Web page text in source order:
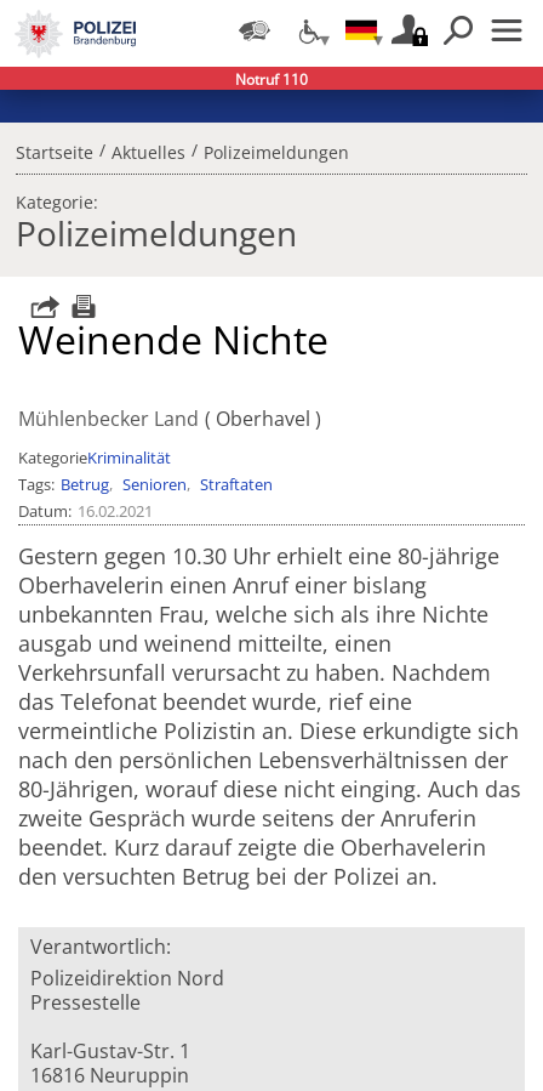
Startseite / Aktuelles / Polizeimeldungen
Kategorie:
Polizeimeldungen
Weinende Nichte
Mühlenbecker Land Oberhavel
KategorieKriminalität
Tags Betrug Senioren
Straftaten
Datum 16.02.2021
Gestern gegen 10.30 Uhr erhielt eine 80-jährige
Oberhavelerin einen Anruf einer bislang
unbekannten Frau, welche sich als ihre Nichte
ausgab und weinend mitteilte, einen
Verkehrsunfall verursacht zu haben. Nachdem
das Telefonat beendet wurde, rief eine
vermeintliche Polizistin an. Diese erkundigte sich
nach den persönlichen Lebensverhältnissen der
80-Jährigen, worauf diese nicht einging. Auch das
zweite Gespräch wurde seitens der Anruferin
beendet. Kurz darauf zeigte die Oberhavelerin
den versuchten Betrug bei der Polizei an.
Verantwortlich:
Polizeidirektion Nord
Pressestelle
Karl-Gustav-Str. 1
16816 Neuruppin
Notruf 110